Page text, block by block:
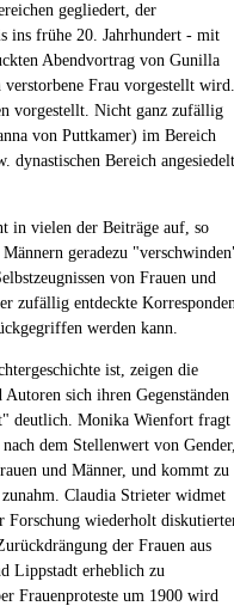
gegliedert, der
ins frühe 20. Jahrhundert - mit
Abendvortrag von Gunilla
Frau vorgestellt wird.
vorgestellt. Nicht ganz zufällig
von Puttkamer) im Bereich
Bereich
in vielen der Beiträge auf, so
geradezu
von Frauen und
zufällig entdeckte
werden kann.
ist, zeigen die
sich ihren Gegenständen
deutlich. Monika Wienfort fragt
dem Stellenwert von Gender,
und Männer, und kommt zu
Claudia Strieter widmet
wiederholt
der Frauen aus
Lippstadt erheblich zu
Frauenproteste um 1900 wird